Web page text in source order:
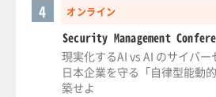
オンライン
4
Security Management
現実化するAI vs AI のサイバ
日本企業を守る「自律型能動
築せよ